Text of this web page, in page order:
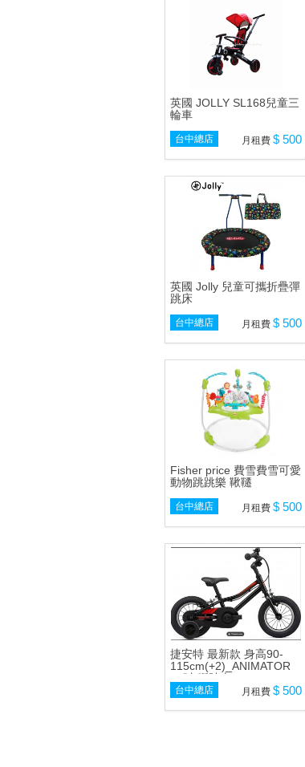
英國 JOLLY SL168兒童三
輪車
台中總店 月租費 $ 500
英國 Jolly 兒童可攜折疊彈
跳床
台中總店 月租費 $ 500
Fisher price 費雪費雪可愛
動物跳跳樂 鞦韆
台中總店 月租費 $ 500
捷安特 最新款 身高90-
115cm(+2)_ANIMATOR
12吋 腳踏車
台中總店 月租費 $ 500